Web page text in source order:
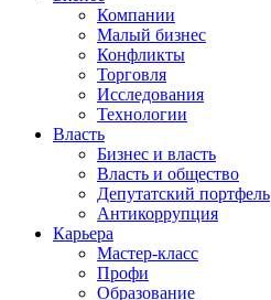
Компании
Малый бизнес
Конфликты
Торговля
Исследования
Технологии
Власть
Бизнес и власть
Власть и общество
Депутатский портфель
Антикоррупция
Карьера
Мастер-класс
Профи
Образование